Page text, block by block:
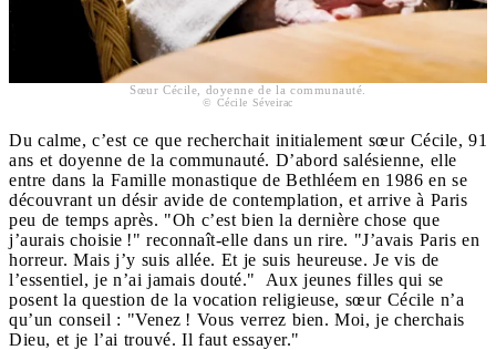
Sœur Cécile, doyenne de la communauté.
© Cécile Séveirac
Du calme, c’est ce que recherchait initialement sœur Cécile, 91
ans et doyenne de la communauté. D’abord salésienne, elle
entre dans la Famille monastique de Bethléem en 1986 en se
découvrant un désir avide de contemplation, et arrive à Paris
peu de temps après. "Oh c’est bien la dernière chose que
j’aurais choisie !" reconnaît-elle dans un rire. "J’avais Paris en
horreur. Mais j’y suis allée. Et je suis heureuse. Je vis de
l’essentiel, je n’ai jamais douté." Aux jeunes filles qui se
posent la question de la vocation religieuse, sœur Cécile n’a
qu’un conseil : "Venez ! Vous verrez bien. Moi, je cherchais
Dieu, et je l’ai trouvé. Il faut essayer."